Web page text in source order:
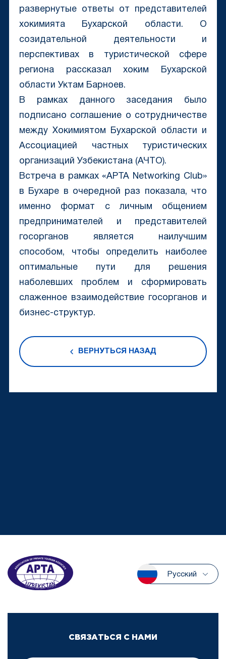
развернутые ответы от представителей
хокимията Бухарской области. О
созидательной деятельности и
перспективах в туристической сфере
региона рассказал хоким Бухарской
области Уктам Барноев.
В рамках данного заседания было
подписано соглашение о сотрудничестве
между Хокимиятом Бухарской области и
Ассоциацией частных туристических
организаций Узбекистана (АЧТО).
Встреча в рамках «APTA Networking Club»
в Бухаре в очередной раз показала, что
именно формат c личным общением
предпринимателей и представителей
госорганов является наилучшим
способом, чтобы определить наиболее
оптимальные пути для решения
наболевших проблем и сформировать
слаженное взаимодействие госорганов и
бизнес-структур.
ВЕРНУТЬСЯ НАЗАД
Русский
СВЯЗАТЬСЯ С НАМИ